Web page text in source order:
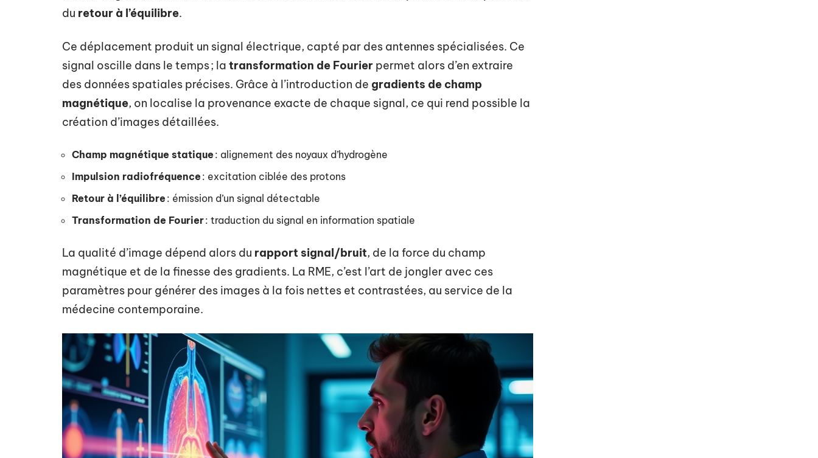
du retour à l’équilibre.
Ce déplacement produit un signal électrique, capté par des antennes spécialisées. Ce
signal oscille dans le temps ; la transformation de Fourier permet alors d’en extraire
des données spatiales précises. Grâce à l’introduction de gradients de champ
magnétique, on localise la provenance exacte de chaque signal, ce qui rend possible la
création d’images détaillées.
Champ magnétique statique : alignement des noyaux d’hydrogène
Impulsion radiofréquence : excitation ciblée des protons
Retour à l’équilibre : émission d’un signal détectable
Transformation de Fourier: traduction du signal en information spatiale
La qualité d’image dépend alors du rapport signal/bruit, de la force du champ
magnétique et de la finesse des gradients. La RME, c’est l’art de jongler avec ces
paramètres pour générer des images à la fois nettes et contrastées, au service de la
médecine contemporaine.